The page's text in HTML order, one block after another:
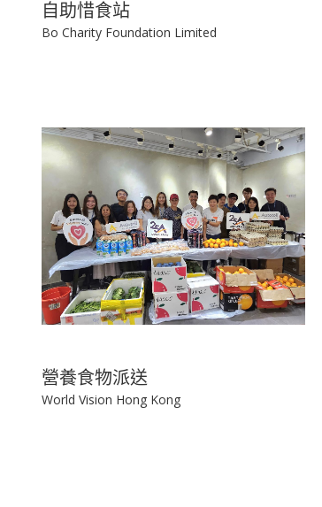
自助惜食站
Bo Charity Foundation Limited
營養食物派送
World Vision Hong Kong